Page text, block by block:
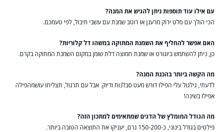
עם אילו עוד תוספות ניתן להגיש את המנה?
הכי הולך עם סלט ירוק מרענן או רוטב שמנת עם עשבי תיבול, לפי טעמכם.
האם אפשר להחליף את השמנת המתוקה במשהו דל קלוריות?
כן, ניתן להשתמש ביוגורט או שמנת חמוצה דלת שומן במקום השמנת המתוקה בקרם.
מה הקשה ביותר בהכנת המנה?
לדעתי, גילגול עלי הפילו דורש מעט סבלנות ודיוק. אבל עם תרגול, תצליחו עושמהפילה
אפילו בשינה!
מה הגודל המומלץ של הדגים שמתאימים למתכון הזה?
פילטים בגודל בינוני, כ-150-200 גרם, יעניקו את התוצאה הטובה ביותר.